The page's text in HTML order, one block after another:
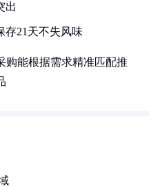
出
存21天不失风味
购能根据需求精准匹配推